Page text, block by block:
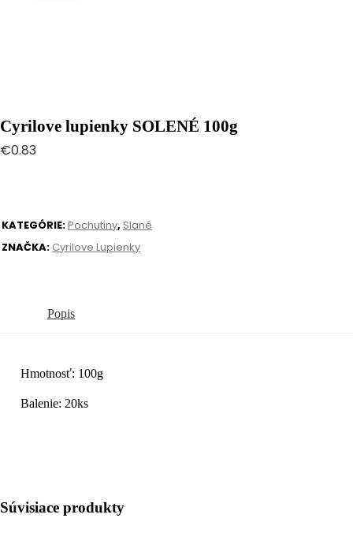
Cyrilove lupienky SOLENÉ 100g
€0.83
KATEGÓRIE:Pochutiny, Slané
ZNAČKA: Cyrilove Lupienky
Popis
Hmotnosť: 100g
Balenie: 20ks
Súvisiace produkty